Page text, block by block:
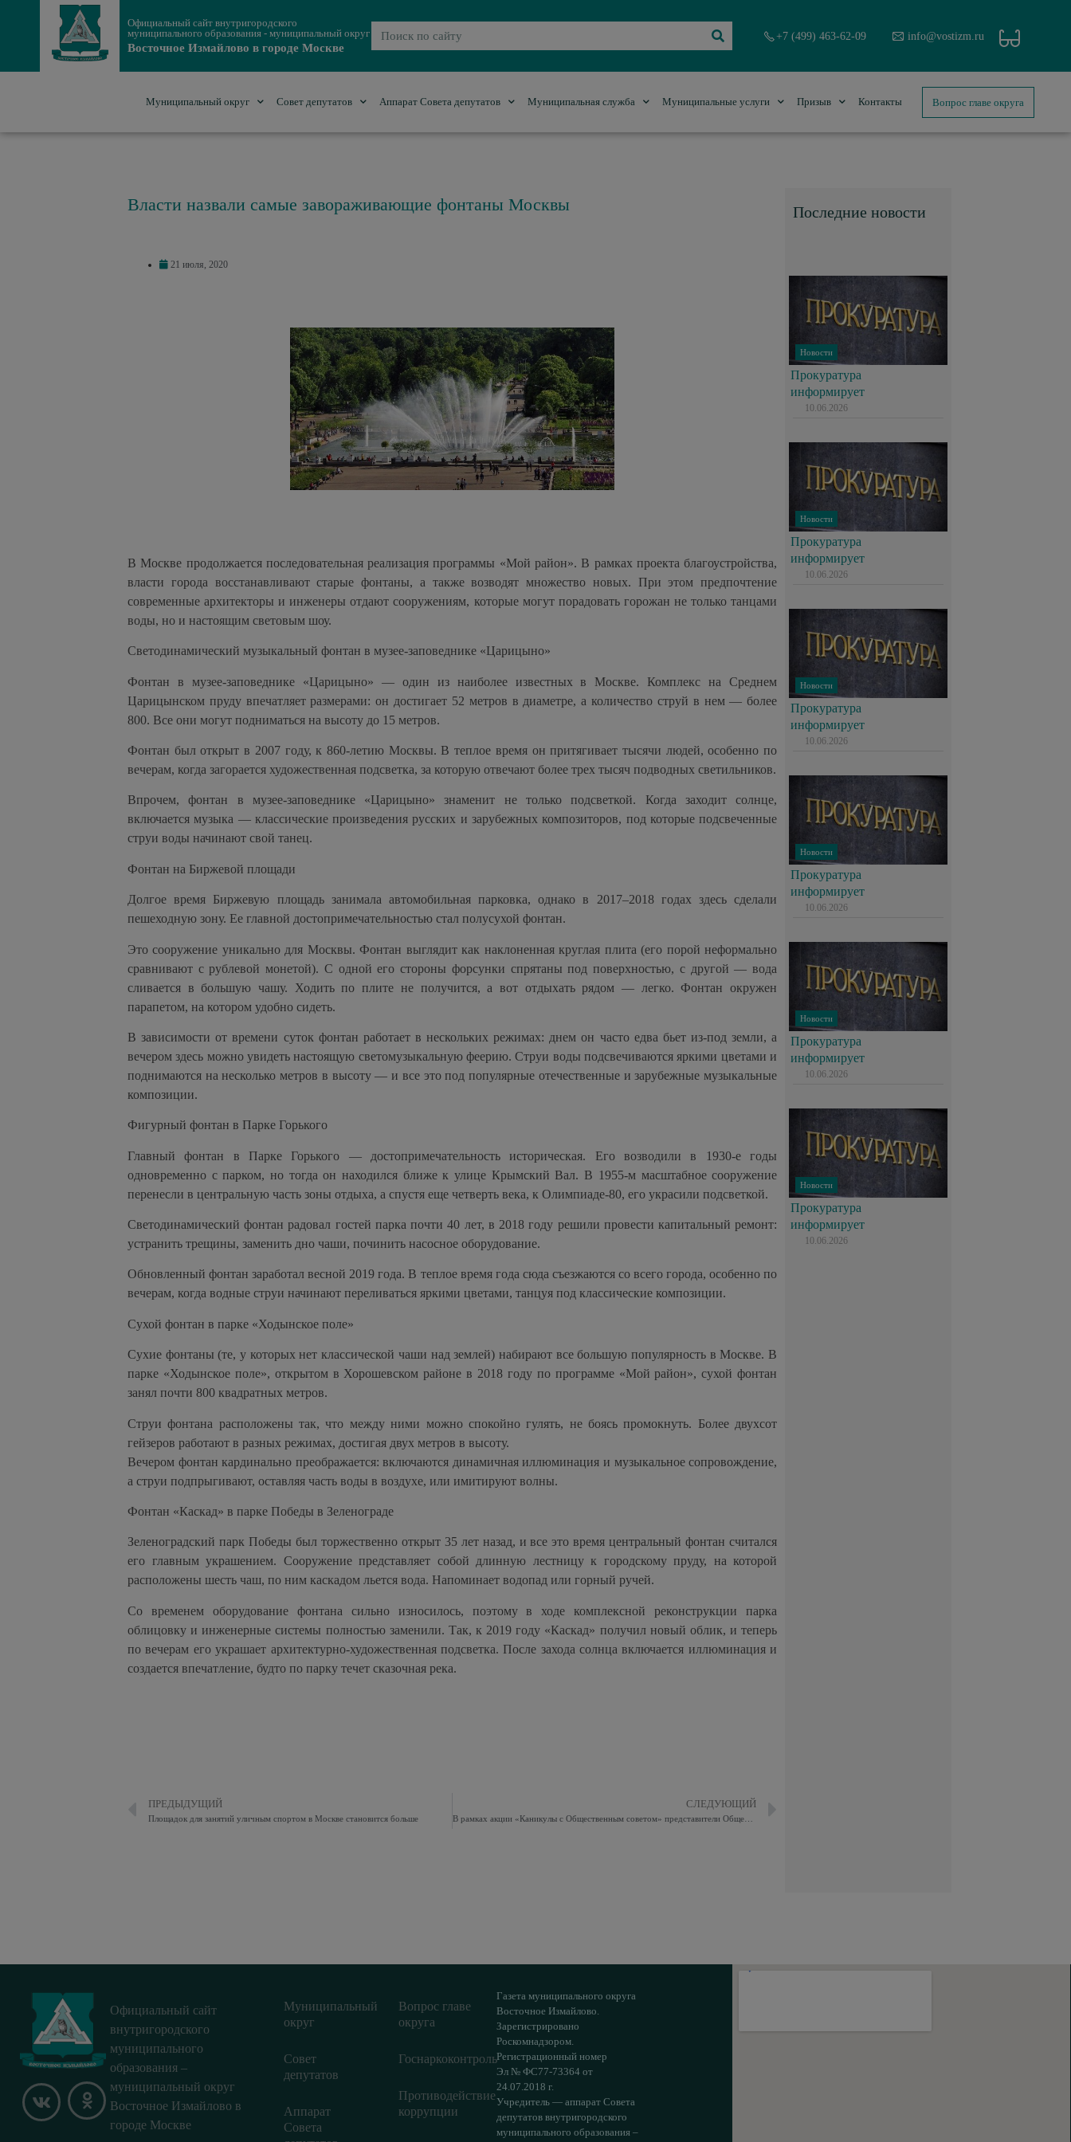
Официальный сайт внутригородского
муниципального образования - муниципальный округ
Восточное Измайлово в городе Москве
+7 (499) 463-62-09 info@vostizm.ru
Муниципальный округ Совет депутатов Аппарат Совета депутатов Муниципальная служба Муниципальные услуги Призыв Контакты Вопрос главе округа
Власти назвали самые завораживающие фонтаны Москвы
21 июля, 2020
В Москве продолжается последовательная реализация программы «Мой район». В рамках проекта благоустройства,
власти города восстанавливают старые фонтаны, а также возводят множество новых. При этом предпочтение
современные архитекторы и инженеры отдают сооружениям, которые могут порадовать горожан не только танцами
воды, но и настоящим световым шоу.
Светодинамический музыкальный фонтан в музее-заповеднике «Царицыно»
Фонтан в музее-заповеднике «Царицыно» — один из наиболее известных в Москве. Комплекс на Среднем
Царицынском пруду впечатляет размерами: он достигает 52 метров в диаметре, а количество струй в нем — более
800. Все они могут подниматься на высоту до 15 метров.
Фонтан был открыт в 2007 году, к 860-летию Москвы. В теплое время он притягивает тысячи людей, особенно по
вечерам, когда загорается художественная подсветка, за которую отвечают более трех тысяч подводных светильников.
Впрочем, фонтан в музее-заповеднике «Царицыно» знаменит не только подсветкой. Когда заходит солнце,
включается музыка — классические произведения русских и зарубежных композиторов, под которые подсвеченные
струи воды начинают свой танец.
Фонтан на Биржевой площади
Долгое время Биржевую площадь занимала автомобильная парковка, однако в 2017–2018 годах здесь сделали
пешеходную зону. Ее главной достопримечательностью стал полусухой фонтан.
Это сооружение уникально для Москвы. Фонтан выглядит как наклоненная круглая плита (его порой неформально
сравнивают с рублевой монетой). С одной его стороны форсунки спрятаны под поверхностью, с другой — вода
сливается в большую чашу. Ходить по плите не получится, а вот отдыхать рядом — легко. Фонтан окружен
парапетом, на котором удобно сидеть.
В зависимости от времени суток фонтан работает в нескольких режимах: днем он часто едва бьет из-под земли, а
вечером здесь можно увидеть настоящую светомузыкальную феерию. Струи воды подсвечиваются яркими цветами и
поднимаются на несколько метров в высоту — и все это под популярные отечественные и зарубежные музыкальные
композиции.
Фигурный фонтан в Парке Горького
Главный фонтан в Парке Горького — достопримечательность историческая. Его возводили в 1930-е годы
одновременно с парком, но тогда он находился ближе к улице Крымский Вал. В 1955-м масштабное сооружение
перенесли в центральную часть зоны отдыха, а спустя еще четверть века, к Олимпиаде-80, его украсили подсветкой.
Светодинамический фонтан радовал гостей парка почти 40 лет, в 2018 году решили провести капитальный ремонт:
устранить трещины, заменить дно чаши, починить насосное оборудование.
Обновленный фонтан заработал весной 2019 года. В теплое время года сюда съезжаются со всего города, особенно по
вечерам, когда водные струи начинают переливаться яркими цветами, танцуя под классические композиции.
Сухой фонтан в парке «Ходынское поле»
Сухие фонтаны (те, у которых нет классической чаши над землей) набирают все большую популярность в Москве. В
парке «Ходынское поле», открытом в Хорошевском районе в 2018 году по программе «Мой район», сухой фонтан
занял почти 800 квадратных метров.
Струи фонтана расположены так, что между ними можно спокойно гулять, не боясь промокнуть. Более двухсот
гейзеров работают в разных режимах, достигая двух метров в высоту.
Вечером фонтан кардинально преображается: включаются динамичная иллюминация и музыкальное сопровождение,
а струи подпрыгивают, оставляя часть воды в воздухе, или имитируют волны.
Фонтан «Каскад» в парке Победы в Зеленограде
Зеленоградский парк Победы был торжественно открыт 35 лет назад, и все это время центральный фонтан считался
его главным украшением. Сооружение представляет собой длинную лестницу к городскому пруду, на которой
расположены шесть чаш, по ним каскадом льется вода. Напоминает водопад или горный ручей.
Со временем оборудование фонтана сильно износилось, поэтому в ходе комплексной реконструкции парка
облицовку и инженерные системы полностью заменили. Так, к 2019 году «Каскад» получил новый облик, и теперь
по вечерам его украшает архитектурно-художественная подсветка. После захода солнца включается иллюминация и
создается впечатление, будто по парку течет сказочная река.
ПРЕДЫДУЩИЙ
Площадок для занятий уличным спортом в Москве становится больше
СЛЕДУЮЩИЙ
Последние новости
Новости
Прокуратура
информирует
10.06.2026
Новости
Прокуратура
информирует
10.06.2026
Новости
Прокуратура
информирует
10.06.2026
Новости
Прокуратура
информирует
10.06.2026
Новости
Прокуратура
информирует
10.06.2026
Новости
Прокуратура
информирует
10.06.2026
Официальный сайт
внутригородского
муниципального
образования –
муниципальный округ
Восточное Измайлово в
городе Москве
Муниципальный
округ
Совет
депутатов
Аппарат
Совета
Вопрос главе
округа
Госнаркоконтроль
Противодействие
коррупции
Газета муниципального округа
Восточное Измайлово.
Зарегистрировано
Роскомнадзором.
Регистрационный номер
Эл № ФС77-73364 от
24.07.2018 г.
Учредитель — аппарат Совета
депутатов внутригородского
муниципального образования –